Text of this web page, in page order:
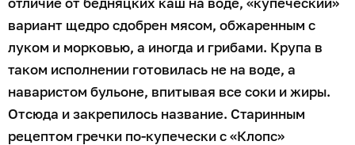
вариант щедро сдобрен мясом, обжаренным с
луком и морковью, а иногда и грибами. Крупа в
таком исполнении готовилась не на воде, а
наваристом бульоне, впитывая все соки и жиры.
Отсюда и закрепилось название. Старинным
рецептом гречки по-купечески с «Клопс»